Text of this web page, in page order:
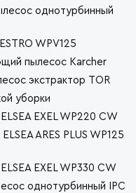
однотурбинный
WPV125
пылесос Karcher
экстрактор TOR
уборки
EXEL WP220 CW
ARES PLUS WP125
EXEL WP330 CW
однотурбинный IPC